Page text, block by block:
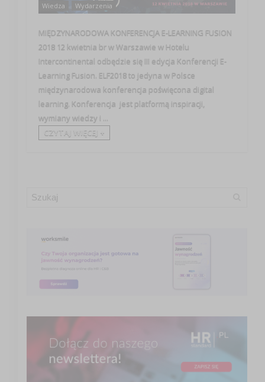
Wiedza Wydarzenia
MIĘDZYNARODOWA KONFERENCJA E-LEARNING FUSION
2018 12 kwietnia br w Warszawie w Hotelu
Intercontinental odbędzie się III edycja Konferencji E-
Learning Fusion. ELF2018 to jedyna w Polsce
międzynarodowa konferencja poświęcona digital
learning. Konferencja jest platformą inspiracji,
wymiany wiedzy i ...
CZYTAJ WIĘCEJ +